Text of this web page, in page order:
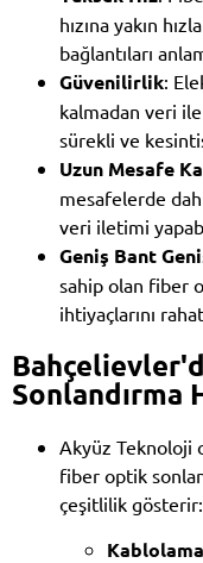
hızına yakın
bağlantıları
Güvenilirlik:
kalmadan veri
sürekli ve
Uzun Mesafe
mesafelerde
veri iletimi
Geniş Bant
sahip olan fiber
ihtiyaçlarını
Akyüz Teknoloji
fiber optik
çeşitlilik gösterir: